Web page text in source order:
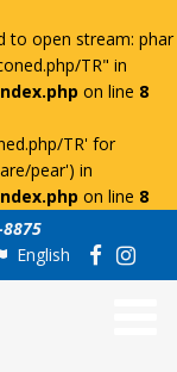
to open stream: phar
TR" in
on line 8
TR' for
pear') in
on line 8
English